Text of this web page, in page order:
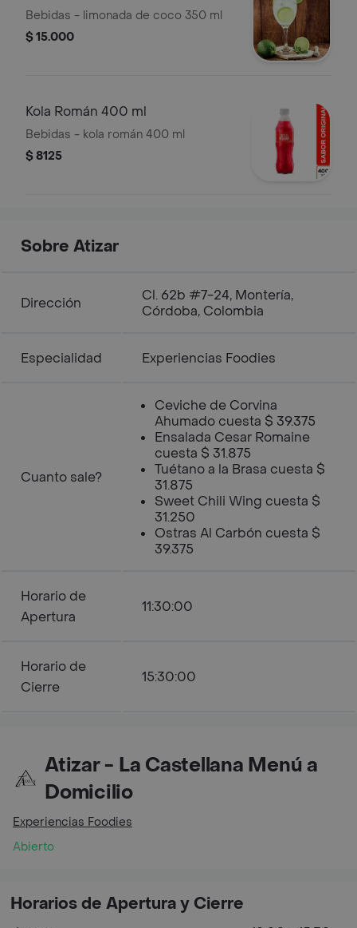
Bebidas - limonada de coco 350 ml
$ 15.000
Kola Román 400 ml
Bebidas - kola román 400 ml
$ 8125
Sobre Atizar
Dirección
Cl. 62b #7-24, Montería,
Córdoba, Colombia
Especialidad Experiencias Foodies
Cuanto sale?
Ceviche de Corvina
Ahumado cuesta $ 39.375
Ensalada Cesar Romaine
cuesta $ 31.875
Tuétano a la Brasa cuesta $
31.875
Sweet Chili Wing cuesta $
31.250
Ostras Al Carbón cuesta $
39.375
Horario de
Apertura
11:30:00
Horario de
Cierre
15:30:00
Atizar - La Castellana Menú a
Domicilio
Experiencias Foodies
Abierto
Horarios de Apertura y Cierre